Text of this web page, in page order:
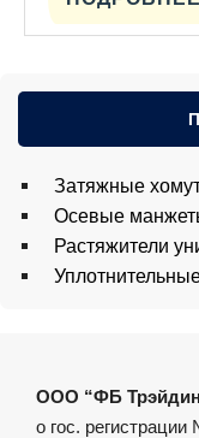
Затяжные
Осевые
Растяжители
ООО “ФБ
о гос.